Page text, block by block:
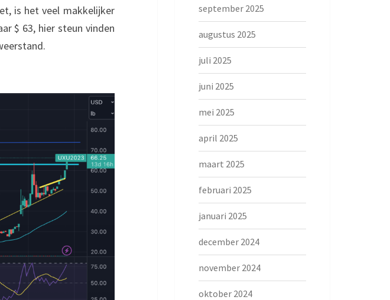
is het veel makkelijker
$ 63, hier steun vinden
september 2025
augustus 2025
juli 2025
juni 2025
mei 2025
april 2025
maart 2025
februari 2025
januari 2025
december 2024
november 2024
oktober 2024